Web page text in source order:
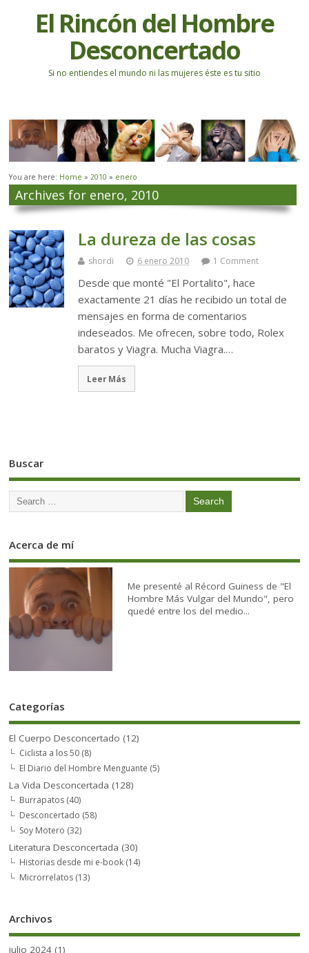
El Rincón del Hombre
Desconcertado
Si no entiendes el mundo ni las mujeres éste es tu sitio
You are here: Home » 2010 » enero
Archives for enero, 2010
La dureza de las cosas
shordi 6 enero 2010 1 Comment
Desde que monté "El Portalito", hace
exactamente 21 días he recibido un total de
mensajes en forma de comentarios
indeseados. Me ofrecen, sobre todo, Rolex
baratos y Viagra. Mucha Viagra.…
Leer Más
Buscar
Acerca de mí
Me presenté al Récord Guiness de "El
Hombre Más Vulgar del Mundo", pero
quedé entre los del medio...
Categorías
El Cuerpo Desconcertado (12)
Ciclista a los 50 (8)
El Diario del Hombre Menguante (5)
La Vida Desconcertada (128)
Burrapatos (40)
Desconcertado (58)
Soy Motero (32)
Literatura Desconcertada (30)
Historias desde mi e-book (14)
Microrrelatos (13)
Archivos
julio 2024 (1)